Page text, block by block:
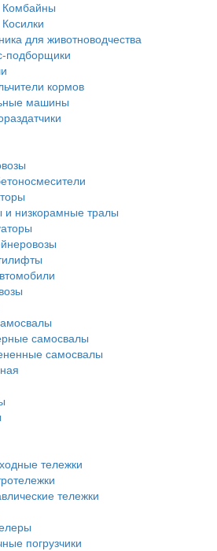
Комбайны
Косилки
для животноводчества
подборщики
кормов
машины
низкорамные тралы
самосвалы
самосвалы
тележки
тележки
погрузчики